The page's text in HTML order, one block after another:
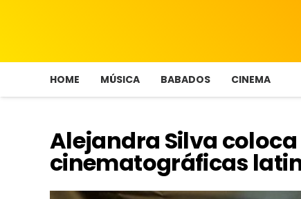
HOME MÚSICA BABADOS CINEMA
Alejandra Silva coloca
cinematográficas